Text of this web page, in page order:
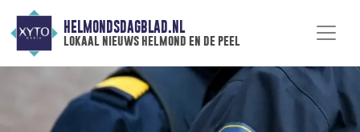
HELMONDSDAGBLAD.NL
lokaal nieuws helmond en de peel